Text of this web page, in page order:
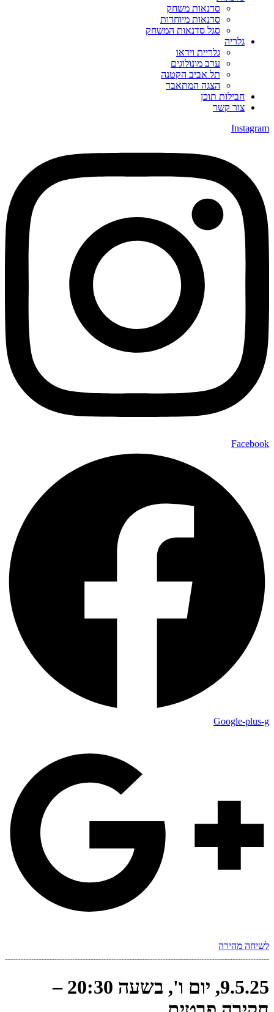
סדנאות משחק
סדנאות מיוחדות
סגל סדנאות המשחק
גלריה
גלריית וידאו
ערב מונולוגים
תל אביב הקטנה
הצגה המתאבד
חבילות תוכן
צור קשר
Instagram
Facebook
Google-plus-g
לשיחה מהירה
9.5.25, יום ו', בשעה 20:30 –